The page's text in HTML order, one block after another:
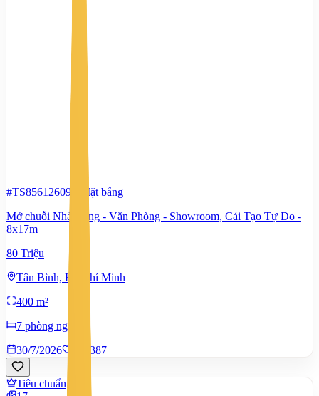
#TS85612609
Mặt bằng
Mở chuỗi Nhà Hàng - Văn Phòng - Showroom, Cải Tạo Tự Do -
8x17m
80 Triệu
Tân Bình, Hồ Chí Minh
400 m²
7 phòng ngủ
30/7/2026
387
Tiêu chuẩn